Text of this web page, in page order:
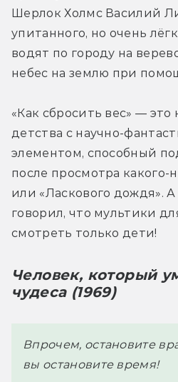
Шерлок Холмс Василий
упитанного, но очень
водят по городу на
небес на землю при
«Как сбросить вес» —
детства с научно-
элементом, способный
после просмотра какого-
или «Ласкового дождя».
говорил, что мультики
смотреть только дети!
Человек, который
чудеса (1969)
Впрочем, остановите
вы остановите время!